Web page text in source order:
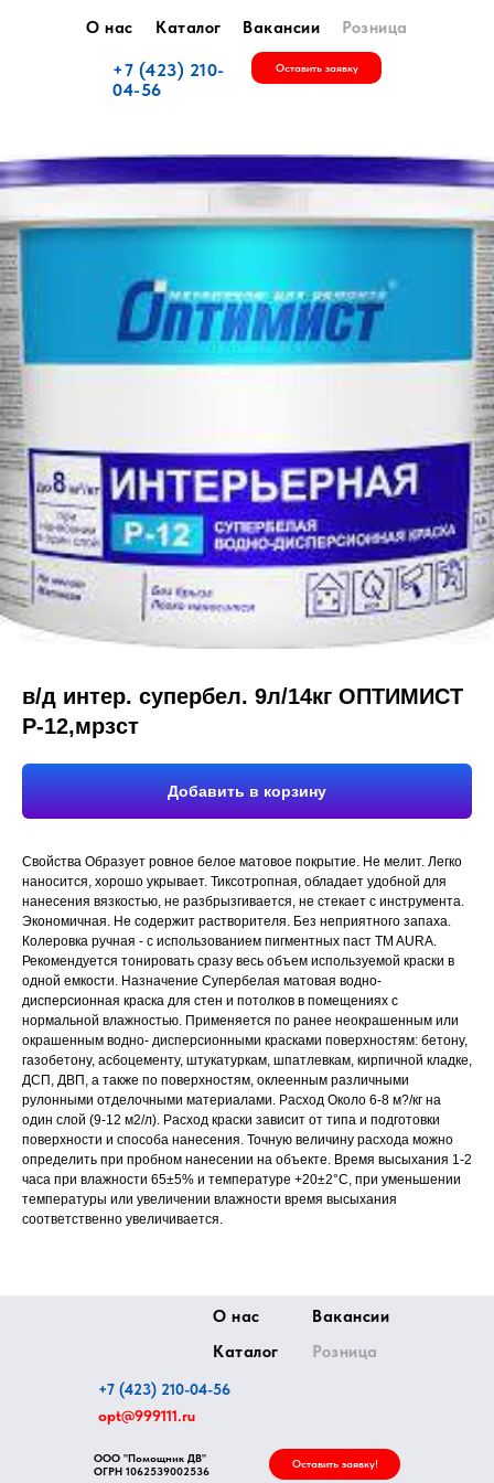
+7 (423) 210-
04-56
Оставить заявку
О нас Каталог Вакансии Розница
в/д интер. супербел. 9л/14кг ОПТИМИСТ
Р-12,мрзст
Добавить в корзину
Свойства Образует ровное белое матовое покрытие. Не мелит. Легко
наносится, хорошо укрывает. Тиксотропная, обладает удобной для
нанесения вязкостью, не разбрызгивается, не стекает с инструмента.
Экономичная. Не содержит растворителя. Без неприятного запаха.
Колеровка ручная - с использованием пигментных паст TM AURA.
Рекомендуется тонировать сразу весь объем используемой краски в
одной емкости. Назначение Супербелая матовая водно-
дисперсионная краска для стен и потолков в помещениях с
нормальной влажностью. Применяется по ранее неокрашенным или
окрашенным водно- дисперсионными красками поверхностям: бетону,
газобетону, асбоцементу, штукатуркам, шпатлевкам, кирпичной кладке,
ДСП, ДВП, а также по поверхностям, оклеенным различными
рулонными отделочными материалами. Расход Около 6-8 м?/кг на
один слой (9-12 м2/л). Расход краски зависит от типа и подготовки
поверхности и способа нанесения. Точную величину расхода можно
определить при пробном нанесении на объекте. Время высыхания 1-2
часа при влажности 65±5% и температуре +20±2°С, при уменьшении
температуры или увеличении влажности время высыхания
соответственно увеличивается.
ООО "Помощник ДВ"
ОГРН 1062539002536
О нас
Каталог
Оставить заявку!
Вакансии
Розница
+7 (423) 210-04-56
opt@999111.ru